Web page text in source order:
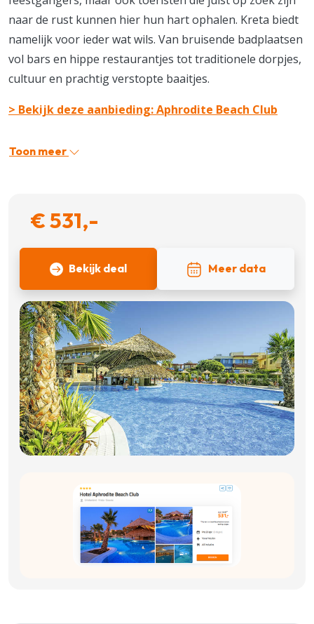
naar de rust kunnen hier hun hart ophalen. Kreta biedt
namelijk voor ieder wat wils. Van bruisende badplaatsen
vol bars en hippe restaurantjes tot traditionele dorpjes,
cultuur en prachtig verstopte baaitjes.
> Bekijk deze aanbieding: Aphrodite Beach Club
Toon meer
€ 531,-
Bekijk deal Meer data